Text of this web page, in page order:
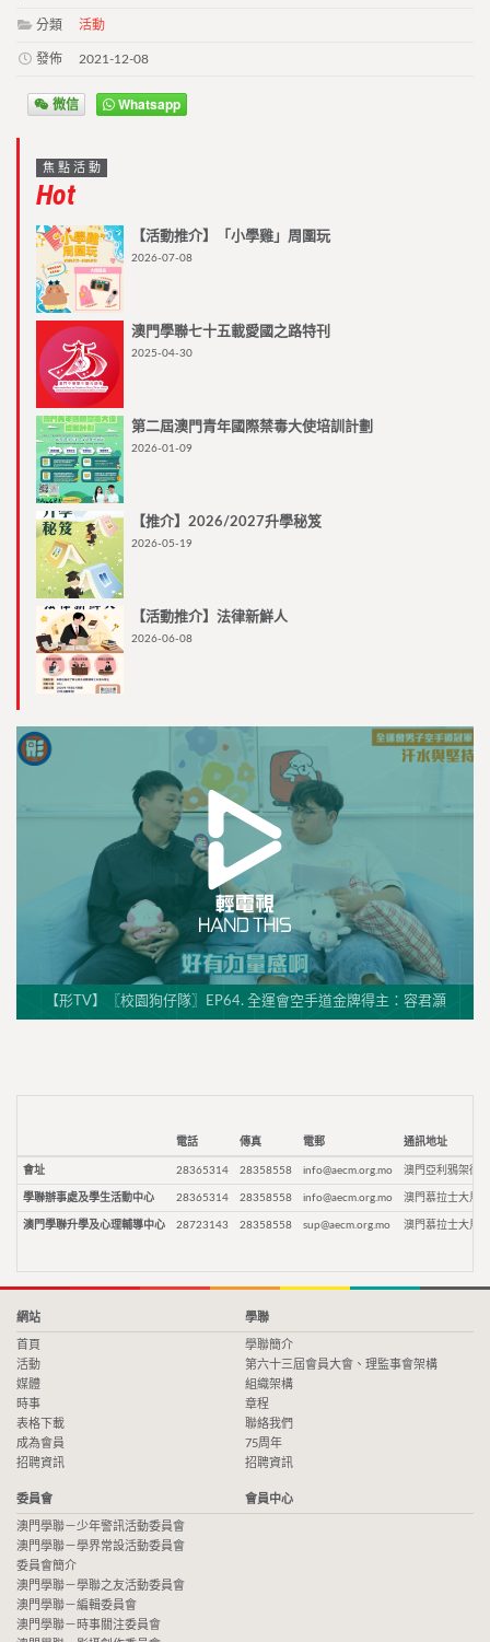
分類 活動
發佈 2021-12-08
微信 Whatsapp
焦點活動
Hot
【活動推介】「小學雞」周圍玩
2026-07-08
澳門學聯七十五載愛國之路特刊
2025-04-30
第二屆澳門青年國際禁毒大使培訓計劃
2026-01-09
【推介】2026/2027升學秘笈
2026-05-19
【活動推介】法律新鮮人
2026-06-08
【形TV】〖校園狗仔隊〗EP64. 全運會空手道金牌得主：容君灝
電話 傳真 電郵 通訊地址
會址 28365314 28358558 info@aecm.org.mo 澳門亞利鴉架街9
學聯辦事處及學生活動中心 28365314 28358558 info@aecm.org.mo 澳門慕拉士大馬
澳門學聯升學及心理輔導中心 28723143 28358558 sup@aecm.org.mo 澳門慕拉士大馬
網站
首頁
活動
媒體
時事
表格下載
成為會員
招聘資訊
學聯
學聯簡介
第六十三屆會員大會、理監事會架構
組織架構
章程
聯絡我們
75周年
招聘資訊
委員會
澳門學聯－少年警訊活動委員會
澳門學聯－學界常設活動委員會
委員會簡介
澳門學聯－學聯之友活動委員會
澳門學聯－編輯委員會
澳門學聯－時事關注委員會
會員中心